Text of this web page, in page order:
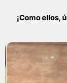
¡Como ellos,